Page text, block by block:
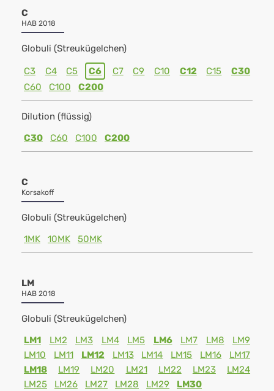
C
HAB 2018
Globuli (Streukügelchen)
C3 C4 C5 C6 C7 C9 C10 C12 C15
C30
C60
C100 C200
Dilution (flüssig)
C30
C60 C100 C200
C
Korsakoff
Globuli (Streukügelchen)
1MK
10MK 50MK
LM
HAB 2018
Globuli (Streukügelchen)
LM1
LM2 LM3 LM4 LM5 LM6 LM7 LM8
LM9
LM10
LM11 LM12 LM13 LM14 LM15 LM16
LM17
LM18
LM19 LM20 LM21 LM22 LM23
LM24
LM25
LM26 LM27 LM28 LM29 LM30